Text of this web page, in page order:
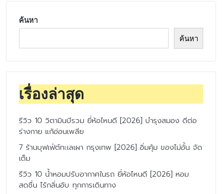
ค้นหา
ค้นหา
เรื่องล่าสุด
รีวิว 10 วิตามินบีรวม ยี่ห้อไหนดี [2026] บำรุงสมอง ดีต่อ
ร่างกาย แก้อ่อนเพลีย
7 ร้านบุฟเฟ่ต์ทะเลเผา กรุงเทพ [2026] อิ่มคุ้ม ของไม่อั้น จัด
เต็ม
รีวิว 10 น้ำหอมปรับอากาศในรถ ยี่ห้อไหนดี [2026] หอม
สดชื่น ไร้กลิ่นอับ ทุกการเดินทาง